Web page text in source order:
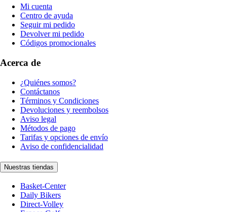
Mi cuenta
Centro de ayuda
Seguir mi pedido
Devolver mi pedido
Códigos promocionales
Acerca de
¿Quiénes somos?
Contáctanos
Términos y Condiciones
Devoluciones y reembolsos
Aviso legal
Métodos de pago
Tarifas y opciones de envío
Aviso de confidencialidad
Nuestras tiendas
Basket-Center
Daily Bikers
Direct-Volley